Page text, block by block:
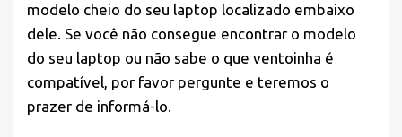
modelo cheio do seu laptop localizado embaixo
dele. Se você não consegue encontrar o modelo
do seu laptop ou não sabe o que ventoinha é
compatível, por favor pergunte e teremos o
prazer de informá-lo.